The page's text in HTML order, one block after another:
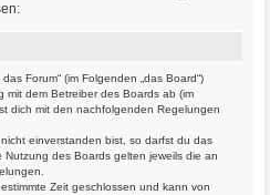
Forum“ (im Folgenden „das Board“)
mit dem Betreiber des Boards ab (im
dich mit den nachfolgenden Regelungen
einverstanden bist, so darfst du das
des Boards gelten jeweils die an
Zeit geschlossen und kann von